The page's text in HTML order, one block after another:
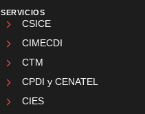
SERVICIOS
CSICE
CIMECDI
CTM
CPDI y CENATEL
CIES